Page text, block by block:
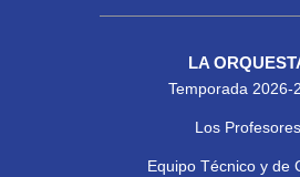
LA
Temporada 2026-
Los Profesores
Equipo Técnico y de